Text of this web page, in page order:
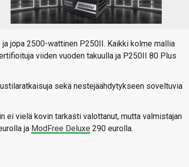
jopa 2500-wattinen P250II. Kaikki kolme mallia
viiden vuoden takuulla ja P250II 80 Plus
sekä nestejäähdytykseen soveltuvia
ei vielä kovin tarkasti valottanut, mutta valmistajan
ja ModFree Deluxe 290 eurolla.